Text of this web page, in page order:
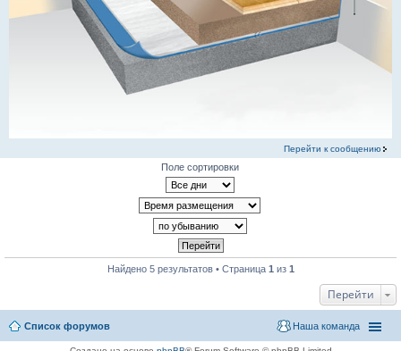
Перейти к сообщению
Поле сортировки
Найдено 5 результатов • Страница 1 из 1
Перейти
Список форумов Наша команда